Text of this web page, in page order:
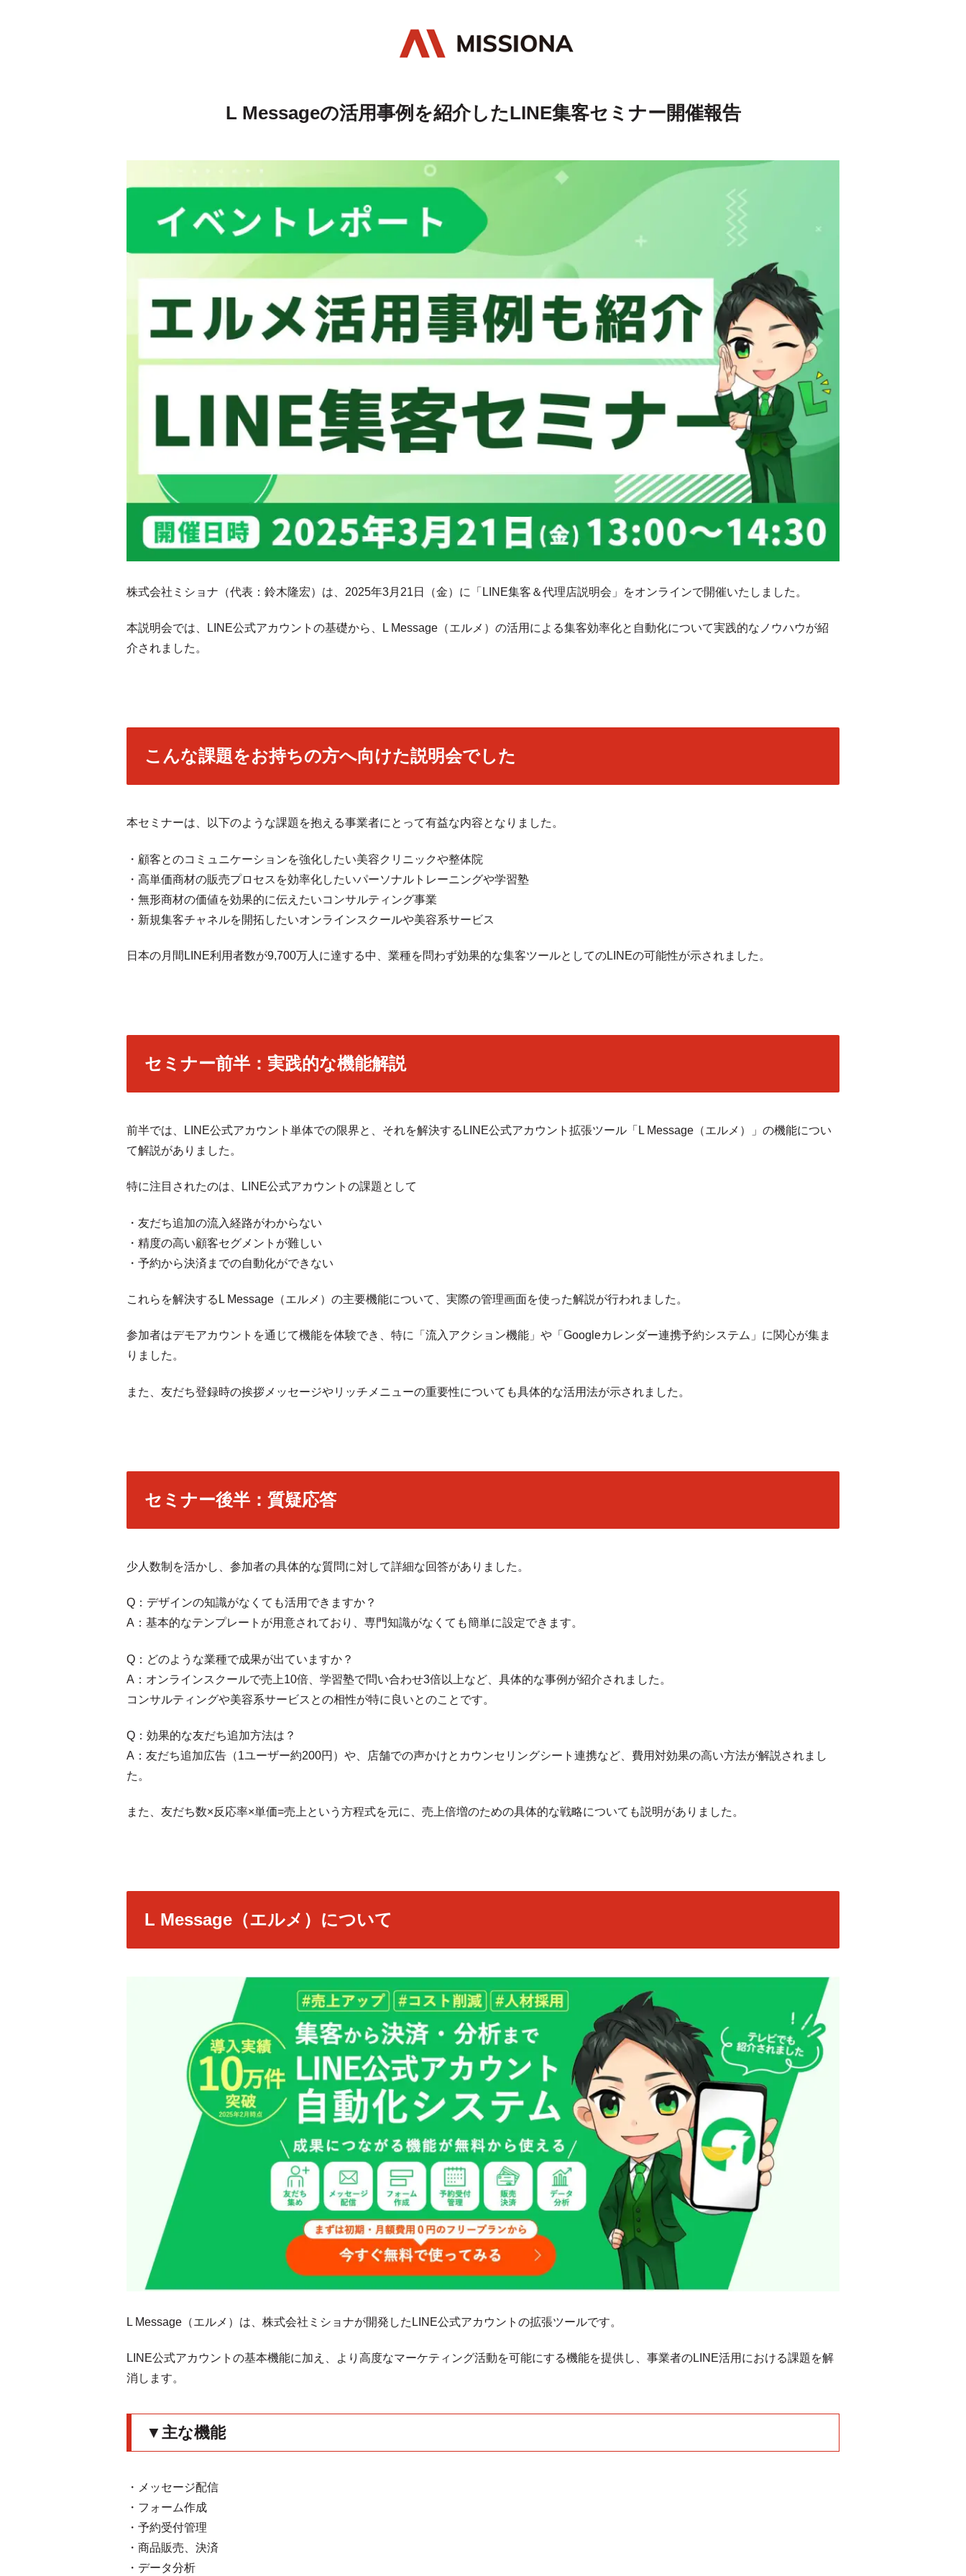
L Messageの活用事例を紹介したLINE集客セミナー開催報告
株式会社ミショナ（代表：鈴木隆宏）は、2025年3月21日（金）に「LINE集客＆代理店説明会」をオンラインで開催いたしました。
本説明会では、LINE公式アカウントの基礎から、L Message（エルメ）の活用による集客効率化と自動化について実践的なノウハウが紹
介されました。
こんな課題をお持ちの方へ向けた説明会でした
本セミナーは、以下のような課題を抱える事業者にとって有益な内容となりました。
・顧客とのコミュニケーションを強化したい美容クリニックや整体院
・高単価商材の販売プロセスを効率化したいパーソナルトレーニングや学習塾
・無形商材の価値を効果的に伝えたいコンサルティング事業
・新規集客チャネルを開拓したいオンラインスクールや美容系サービス
日本の月間LINE利用者数が9,700万人に達する中、業種を問わず効果的な集客ツールとしてのLINEの可能性が示されました。
セミナー前半：実践的な機能解説
前半では、LINE公式アカウント単体での限界と、それを解決するLINE公式アカウント拡張ツール「L Message（エルメ）」の機能につい
て解説がありました。
特に注目されたのは、LINE公式アカウントの課題として
・友だち追加の流入経路がわからない
・精度の高い顧客セグメントが難しい
・予約から決済までの自動化ができない
これらを解決するL Message（エルメ）の主要機能について、実際の管理画面を使った解説が行われました。
参加者はデモアカウントを通じて機能を体験でき、特に「流入アクション機能」や「Googleカレンダー連携予約システム」に関心が集ま
りました。
また、友だち登録時の挨拶メッセージやリッチメニューの重要性についても具体的な活用法が示されました。
セミナー後半：質疑応答
少人数制を活かし、参加者の具体的な質問に対して詳細な回答がありました。
Q：デザインの知識がなくても活用できますか？
A：基本的なテンプレートが用意されており、専門知識がなくても簡単に設定できます。
Q：どのような業種で成果が出ていますか？
A：オンラインスクールで売上10倍、学習塾で問い合わせ3倍以上など、具体的な事例が紹介されました。
コンサルティングや美容系サービスとの相性が特に良いとのことです。
Q：効果的な友だち追加方法は？
A：友だち追加広告（1ユーザー約200円）や、店舗での声かけとカウンセリングシート連携など、費用対効果の高い方法が解説されまし
た。
また、友だち数×反応率×単価=売上という方程式を元に、売上倍増のための具体的な戦略についても説明がありました。
L Message（エルメ）について
L Message（エルメ）は、株式会社ミショナが開発したLINE公式アカウントの拡張ツールです。
LINE公式アカウントの基本機能に加え、より高度なマーケティング活動を可能にする機能を提供し、事業者のLINE活用における課題を解
消します。
▼主な機能
・メッセージ配信
・フォーム作成
・予約受付管理
・商品販売、決済
・データ分析